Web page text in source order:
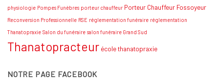
physiologie Pompes Funèbres porteur chauffeur Porteur Chauffeur Fossoyeur
Reconversion Professionnelle RSE réglementation funéraire réglementation
Thanatopraxie Salon du funéraire salon funéraire Grand Sud
Thanatopracteur école thanatopraxie
NOTRE PAGE FACEBOOK